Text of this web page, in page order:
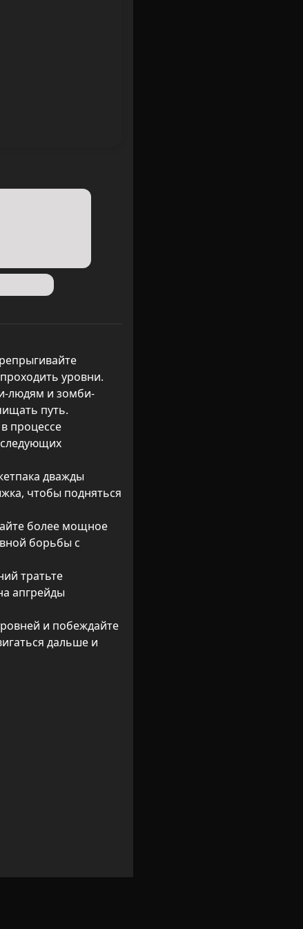
уровни.
людям и зомби-
путь.
процессе
дважды
чтобы подняться
более мощное
борьбы с
тратьте
апгрейды
и побеждайте
дальше и